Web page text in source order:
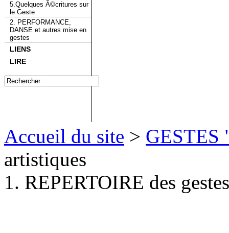
5.Quelques Ã©critures sur
le Geste
2. PERFORMANCE,
DANSE et autres mise en
gestes
LIENS
LIRE
Accueil du site > GESTES
artistiques
1. REPERTOIRE des